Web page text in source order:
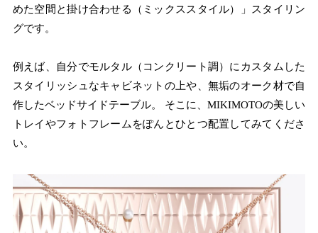
めた空間と掛け合わせる（ミックススタイル）」スタイリン
グです。
例えば、自分でモルタル（コンクリート調）にカスタムした
スタイリッシュなキャビネットの上や、無垢のオーク材で自
作したベッドサイドテーブル。 そこに、MIKIMOTOの美しい
トレイやフォトフレームをぽんとひとつ配置してみてくださ
い。